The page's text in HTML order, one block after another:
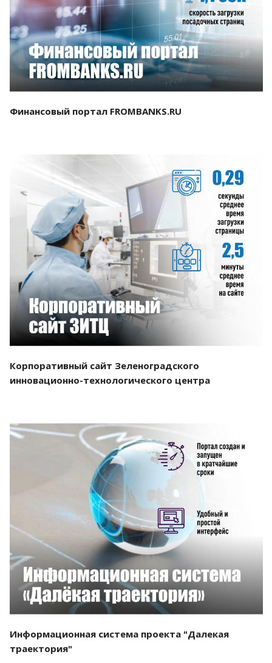
Смотреть проект
Финансовый портал FROMBANKS.RU
Смотреть проект
Корпоративный сайт Зеленоградского
инновационно-технологического центра
Смотреть проект
Информационная система проекта "Далекая
траектория"